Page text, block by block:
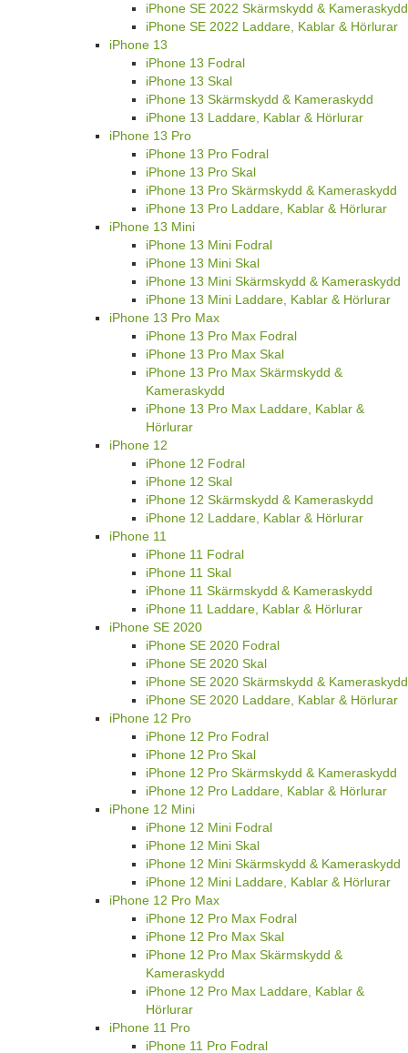
iPhone SE 2022 Skärmskydd & Kameraskydd
iPhone SE 2022 Laddare, Kablar & Hörlurar
iPhone 13
iPhone 13 Fodral
iPhone 13 Skal
iPhone 13 Skärmskydd & Kameraskydd
iPhone 13 Laddare, Kablar & Hörlurar
iPhone 13 Pro
iPhone 13 Pro Fodral
iPhone 13 Pro Skal
iPhone 13 Pro Skärmskydd & Kameraskydd
iPhone 13 Pro Laddare, Kablar & Hörlurar
iPhone 13 Mini
iPhone 13 Mini Fodral
iPhone 13 Mini Skal
iPhone 13 Mini Skärmskydd & Kameraskydd
iPhone 13 Mini Laddare, Kablar & Hörlurar
iPhone 13 Pro Max
iPhone 13 Pro Max Fodral
iPhone 13 Pro Max Skal
iPhone 13 Pro Max Skärmskydd &
Kameraskydd
iPhone 13 Pro Max Laddare, Kablar &
Hörlurar
iPhone 12
iPhone 12 Fodral
iPhone 12 Skal
iPhone 12 Skärmskydd & Kameraskydd
iPhone 12 Laddare, Kablar & Hörlurar
iPhone 11
iPhone 11 Fodral
iPhone 11 Skal
iPhone 11 Skärmskydd & Kameraskydd
iPhone 11 Laddare, Kablar & Hörlurar
iPhone SE 2020
iPhone SE 2020 Fodral
iPhone SE 2020 Skal
iPhone SE 2020 Skärmskydd & Kameraskydd
iPhone SE 2020 Laddare, Kablar & Hörlurar
iPhone 12 Pro
iPhone 12 Pro Fodral
iPhone 12 Pro Skal
iPhone 12 Pro Skärmskydd & Kameraskydd
iPhone 12 Pro Laddare, Kablar & Hörlurar
iPhone 12 Mini
iPhone 12 Mini Fodral
iPhone 12 Mini Skal
iPhone 12 Mini Skärmskydd & Kameraskydd
iPhone 12 Mini Laddare, Kablar & Hörlurar
iPhone 12 Pro Max
iPhone 12 Pro Max Fodral
iPhone 12 Pro Max Skal
iPhone 12 Pro Max Skärmskydd &
Kameraskydd
iPhone 12 Pro Max Laddare, Kablar &
Hörlurar
iPhone 11 Pro
iPhone 11 Pro Fodral